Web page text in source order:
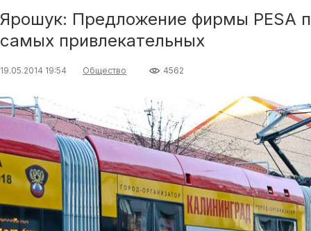
Ярошук: Предложение фирмы PESA
самых привлекательных
19.05.2014 19:54 Общество 4562